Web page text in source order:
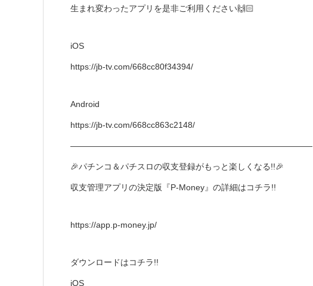
生まれ変わったアプリを是非ご利用ください🙌🏻
iOS
https://jb-tv.com/668cc80f34394/
Android
https://jb-tv.com/668cc863c2148/
―――――――――――――――――――――――――――――
🎉パチンコ＆パチスロの収支登録がもっと楽しくなる!!🎉
収支管理アプリの決定版『P-Money』の詳細はコチラ!!
https://app.p-money.jp/
ダウンロードはコチラ!!
iOS